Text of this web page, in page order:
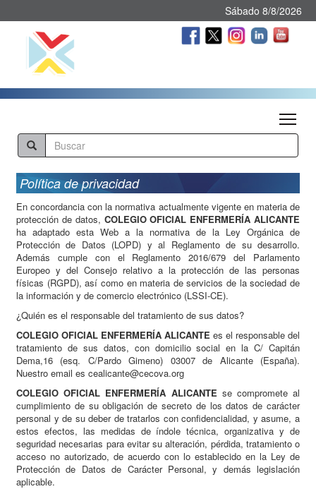
Sábado 8/8/2026
Política de privacidad
En concordancia con la normativa actualmente vigente en materia de
protección de datos, COLEGIO OFICIAL ENFERMERÍA ALICANTE
ha adaptado esta Web a la normativa de la Ley Orgánica de
Protección de Datos (LOPD) y al Reglamento de su desarrollo.
Además cumple con el Reglamento 2016/679 del Parlamento
Europeo y del Consejo relativo a la protección de las personas
físicas (RGPD), así como en materia de servicios de la sociedad de
la información y de comercio electrónico (LSSI-CE).
¿Quién es el responsable del tratamiento de sus datos?
COLEGIO OFICIAL ENFERMERÍA ALICANTE es el responsable del
tratamiento de sus datos, con domicilio social en la C/ Capitán
Dema,16 (esq. C/Pardo Gimeno) 03007 de Alicante (España).
Nuestro email es cealicante@cecova.org
COLEGIO OFICIAL ENFERMERÍA ALICANTE se compromete al
cumplimiento de su obligación de secreto de los datos de carácter
personal y de su deber de tratarlos con confidencialidad, y asume, a
estos efectos, las medidas de índole técnica, organizativa y de
seguridad necesarias para evitar su alteración, pérdida, tratamiento o
acceso no autorizado, de acuerdo con lo establecido en la Ley de
Protección de Datos de Carácter Personal, y demás legislación
aplicable.